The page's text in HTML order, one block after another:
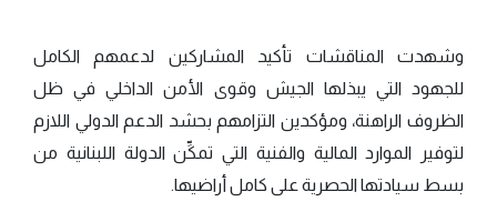
وشهدت المناقشات تأكيد المشاركين لدعمهم الكامل
للجهود التي يبذلها الجيش وقوى الأمن الداخلي في ظل
الظروف الراهنة، ومؤكدين التزامهم بحشد الدعم الدولي اللازم
لتوفير الموارد المالية والفنية التي تمكِّن الدولة اللبنانية من
بسط سيادتها الحصرية على كامل أراضيها.